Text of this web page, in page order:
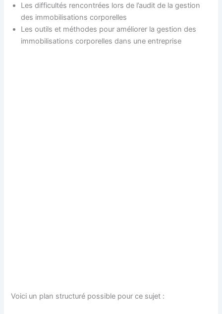
Les difficultés rencontrées lors de l’audit de la gestion
des immobilisations corporelles
Les outils et méthodes pour améliorer la gestion des
immobilisations corporelles dans une entreprise
Voici un plan structuré possible pour ce sujet :